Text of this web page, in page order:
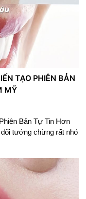
TẠO PHIÊN BẢN
MỸ
Bản Tự Tin Hơn
tưởng chừng rất nhỏ